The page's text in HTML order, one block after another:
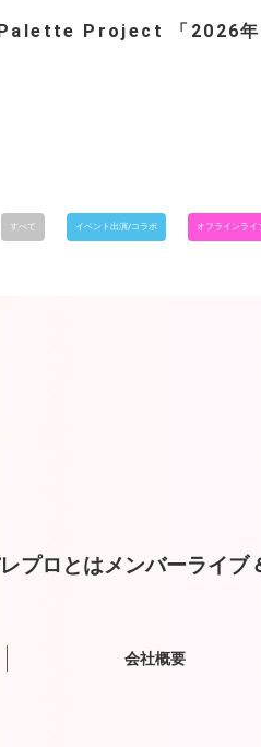
Project 「2026
すべて イベント出演/コラボ オフラインライ
プロとはメンバーライブ
会社概要